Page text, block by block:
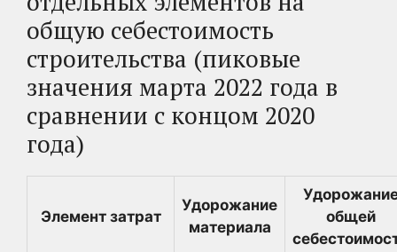
общую себестоимость
строительства (пиковые
значения марта 2022 года в
сравнении с концом 2020
года)
Элемент затрат
Удорожание
материала
общей